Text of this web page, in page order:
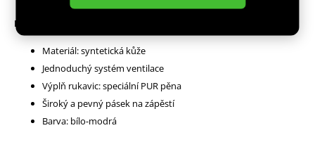
Parametry:
Materiál: syntetická kůže
Jednoduchý systém ventilace
Výplň rukavic: speciální PUR pěna
Široký a pevný pásek na zápěstí
Barva: bílo-modrá